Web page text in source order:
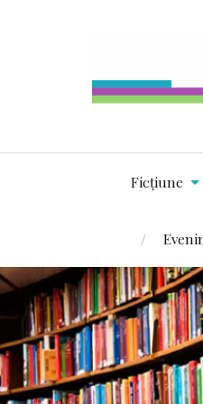
Ficțiune